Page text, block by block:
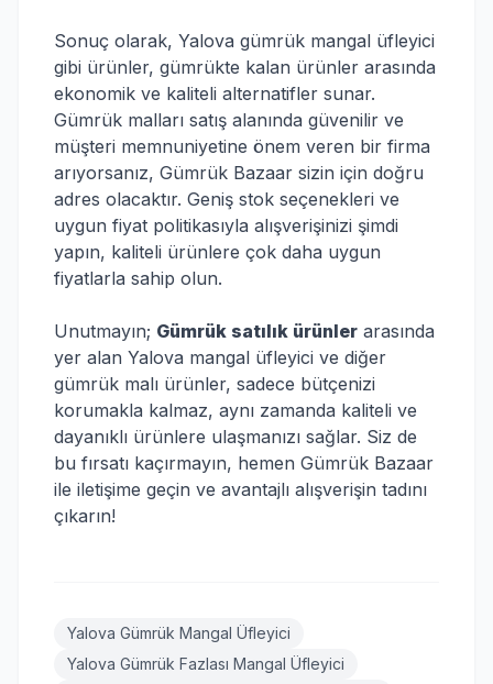
Sonuç olarak, Yalova gümrük mangal üfleyici
gibi ürünler, gümrükte kalan ürünler arasında
ekonomik ve kaliteli alternatifler sunar.
Gümrük malları satış alanında güvenilir ve
müşteri memnuniyetine önem veren bir firma
arıyorsanız, Gümrük Bazaar sizin için doğru
adres olacaktır. Geniş stok seçenekleri ve
uygun fiyat politikasıyla alışverişinizi şimdi
yapın, kaliteli ürünlere çok daha uygun
fiyatlarla sahip olun.
Unutmayın; Gümrük satılık ürünler arasında
yer alan Yalova mangal üfleyici ve diğer
gümrük malı ürünler, sadece bütçenizi
korumakla kalmaz, aynı zamanda kaliteli ve
dayanıklı ürünlere ulaşmanızı sağlar. Siz de
bu fırsatı kaçırmayın, hemen Gümrük Bazaar
ile iletişime geçin ve avantajlı alışverişin tadını
çıkarın!
Yalova Gümrük Mangal Üfleyici
Yalova Gümrük Fazlası Mangal Üfleyici